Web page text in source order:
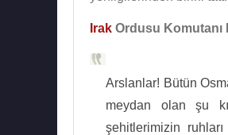
Irak Ordusu Komutanı
Arslanlar! Bütün
meydan olan şu
şehitlerimizin